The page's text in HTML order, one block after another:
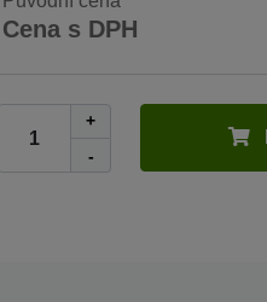
Cena s DPH
+
-